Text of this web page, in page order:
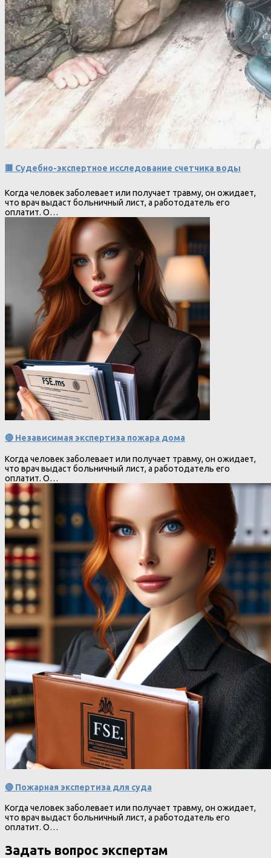
🟥 Судебно-экспертное исследование счетчика воды
Когда человек заболевает или получает травму, он ожидает,
что врач выдаст больничный лист, а работодатель его
оплатит. О…
🔴 Независимая экспертиза пожара дома
Когда человек заболевает или получает травму, он ожидает,
что врач выдаст больничный лист, а работодатель его
оплатит. О…
🔴 Пожарная экспертиза для суда
Когда человек заболевает или получает травму, он ожидает,
что врач выдаст больничный лист, а работодатель его
оплатит. О…
Задать вопрос экспертам